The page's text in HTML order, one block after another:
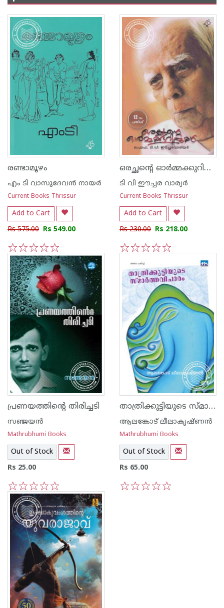
രണ്ടാമൂഴം
എം ടി വാസുദേവന്‍ നായര്‍
Current Books Thrissur
Add to Cart
Rs 575.00 Rs 549.00
5
4
3
2
1
ഒരച്ഛന്റെ ഓര്‍മ്മക്കുറിപ്പുകള്‍
ടി വി ഈച്ചര വാര്യര്‍
Current Books Thrissur
Add to Cart
Rs 230.00 Rs 218.00
പ്രണയത്തിന്റെ തിരിച്ചടി
സഞ്ജയന്‍
Mathrubhumi Books
Out of Stock
Rs 25.00
5
4
3
2
1
താത്രിക്കുട്ടിയുടെ സ്മാര്‍ത്താവിചാരം
ആലങ്കോട് ലീലാകൃഷ്ണന്‍
Mathrubhumi Books
Out of Stock
Rs 65.00